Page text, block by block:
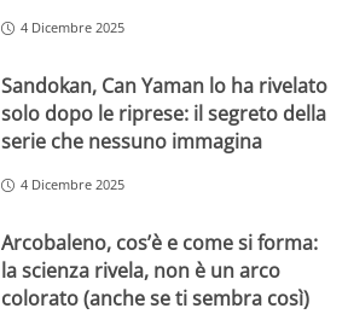
4 Dicembre 2025
Sandokan, Can Yaman lo ha rivelato
solo dopo le riprese: il segreto della
serie che nessuno immagina
4 Dicembre 2025
Arcobaleno, cos’è e come si forma:
la scienza rivela, non è un arco
colorato (anche se ti sembra così)